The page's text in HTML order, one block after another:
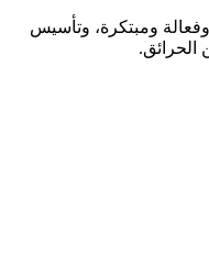
ومبتكرة، وتأسيس
الحرائق.